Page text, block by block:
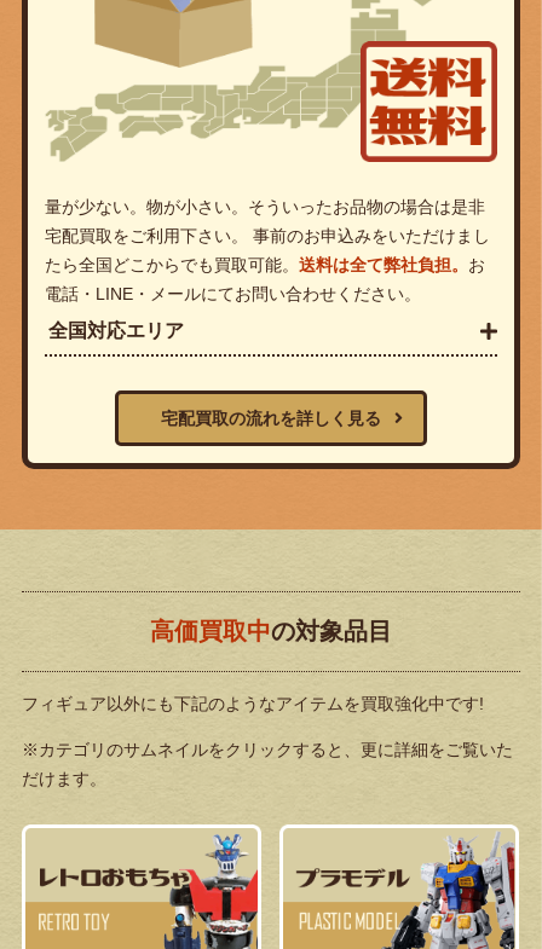
量が少ない。物が小さい。そういったお品物の場合は是非
宅配買取をご利用下さい。 事前のお申込みをいただけまし
たら全国どこからでも買取可能。 送料は全て弊社負担。 お
電話・LINE・メールにてお問い合わせください。
全国対応エリア
宅配買取の流れを詳しく見る
高価買取中の対象品目
フィギュア以外にも下記のようなアイテムを買取強化中です!
※カテゴリのサムネイルをクリックすると、更に詳細をご覧いた
だけます。